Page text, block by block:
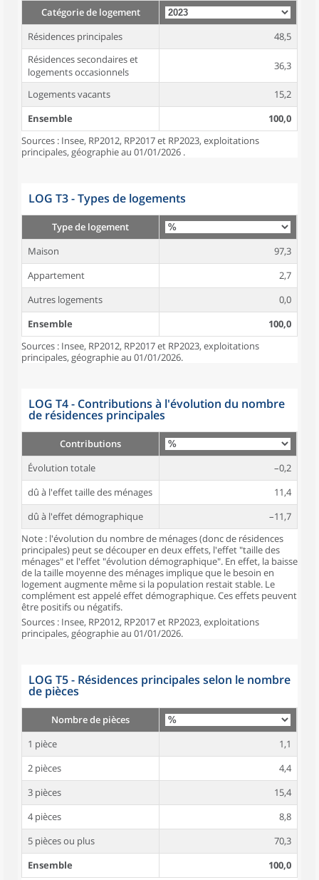
Catégorie de logement
Résidences principales
48,5
Résidences secondaires et
logements occasionnels
36,3
Logements vacants
15,2
Ensemble
100,0
Sources : Insee, RP2012, RP2017 et RP2023, exploitations
principales, géographie au 01/01/2026 .
LOG T3 - Types de logements
Type de logement
Maison
97,3
Appartement
2,7
Autres logements
0,0
Ensemble
100,0
Sources : Insee, RP2012, RP2017 et RP2023, exploitations
principales, géographie au 01/01/2026.
LOG T4 - Contributions à l'évolution du nombre
de résidences principales
Contributions
Évolution totale
–0,2
dû à l'effet taille des ménages
11,4
dû à l'effet démographique
–11,7
Note : l'évolution du nombre de ménages (donc de résidences
principales) peut se découper en deux effets, l'effet "taille des
ménages" et l'effet "évolution démographique". En effet, la baisse
de la taille moyenne des ménages implique que le besoin en
logement augmente même si la population restait stable. Le
complément est appelé effet démographique. Ces effets peuvent
être positifs ou négatifs.
Sources : Insee, RP2012, RP2017 et RP2023, exploitations
principales, géographie au 01/01/2026.
LOG T5 - Résidences principales selon le nombre
de pièces
Nombre de pièces
1 pièce
1,1
2 pièces
4,4
3 pièces
15,4
4 pièces
8,8
5 pièces ou plus
70,3
Ensemble
100,0